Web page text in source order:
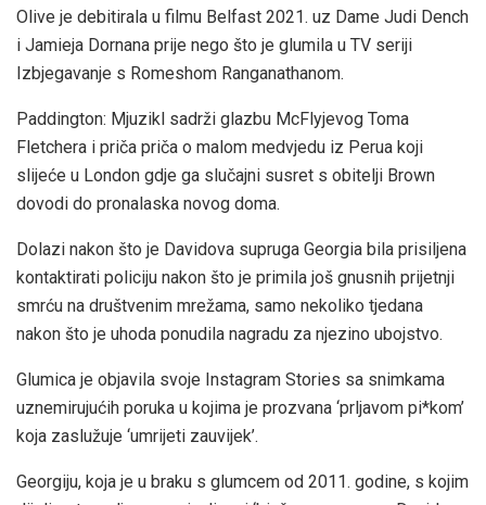
Olive je debitirala u filmu Belfast 2021. uz Dame Judi Dench
i Jamieja Dornana prije nego što je glumila u TV seriji
Izbjegavanje s Romeshom Ranganathanom.
Paddington: Mjuzikl sadrži glazbu McFlyjevog Toma
Fletchera i priča priča o malom medvjedu iz Perua koji
slijeće u London gdje ga slučajni susret s obitelji Brown
dovodi do pronalaska novog doma.
Dolazi nakon što je Davidova supruga Georgia bila prisiljena
kontaktirati policiju nakon što je primila još gnusnih prijetnji
smrću na društvenim mrežama, samo nekoliko tjedana
nakon što je uhoda ponudila nagradu za njezino ubojstvo.
Glumica je objavila svoje Instagram Stories sa snimkama
uznemirujućih poruka u kojima je prozvana ‘prljavom pi*kom’
koja zaslužuje ‘umrijeti zauvijek’.
Georgiju, koja je u braku s glumcem od 2011. godine, s kojim